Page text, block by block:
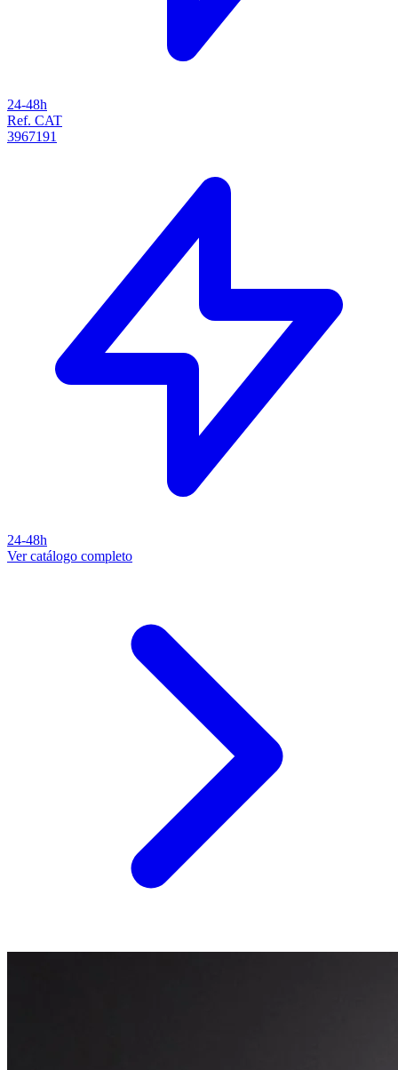
24-48h
Ref. CAT
3967191
24-48h
Ver catálogo completo